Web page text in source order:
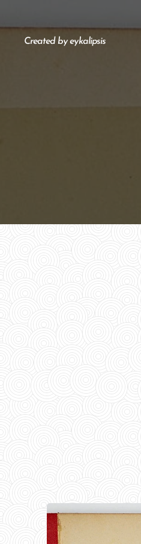
Created by eykalipsis